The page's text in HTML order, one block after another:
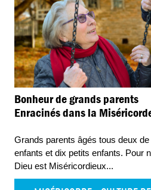
Bonheur de grands parents
Enracinés dans la
Grands parents âgés tous deux
enfants et dix petits enfants. Pour
Dieu est Miséricordieux...